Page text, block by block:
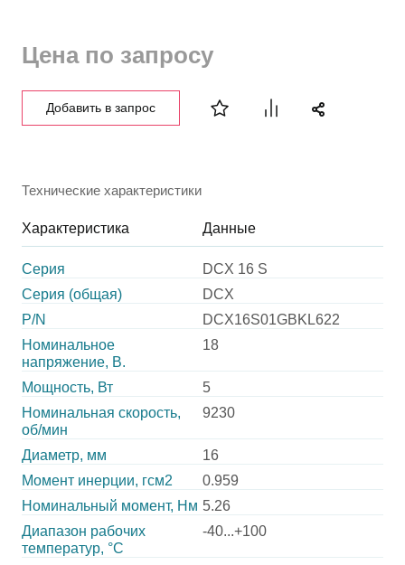
Цена по запросу
Добавить в запрос
Технические характеристики
Характеристика Данные
Серия
DCX 16 S
Серия (общая)
DCX
P/N
DCX16S01GBKL622
Номинальное
напряжение, В.
18
Мощность, Вт
5
Номинальная скорость,
об/мин
9230
Диаметр, мм
16
Момент инерции, гсм2
0.959
Номинальный момент, Нм 5.26
Диапазон рабочих
температур, °С
-40...+100